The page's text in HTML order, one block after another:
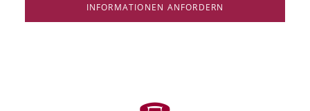
INFORMATIONEN ANFORDERN